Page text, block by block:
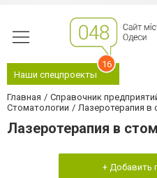
Наши спецпроекты
16
Главная Справочник
Стоматологии
Лазеротерапия в
Лазеротерапия в
+ Добавить